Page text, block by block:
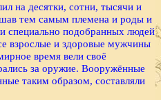
на десятки, сотни, тысячи и
тем самым племена и роды и
специально подобранных людей
взрослые и здоровые мужчины
время вели своё
за оружие. Вооружённые
таким образом, составляли